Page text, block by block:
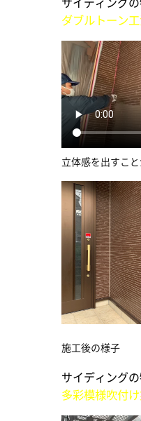
サイディングの
ダブルトーン
立体感を出すこ
施工後の様子
サイディング
多彩模様吹付